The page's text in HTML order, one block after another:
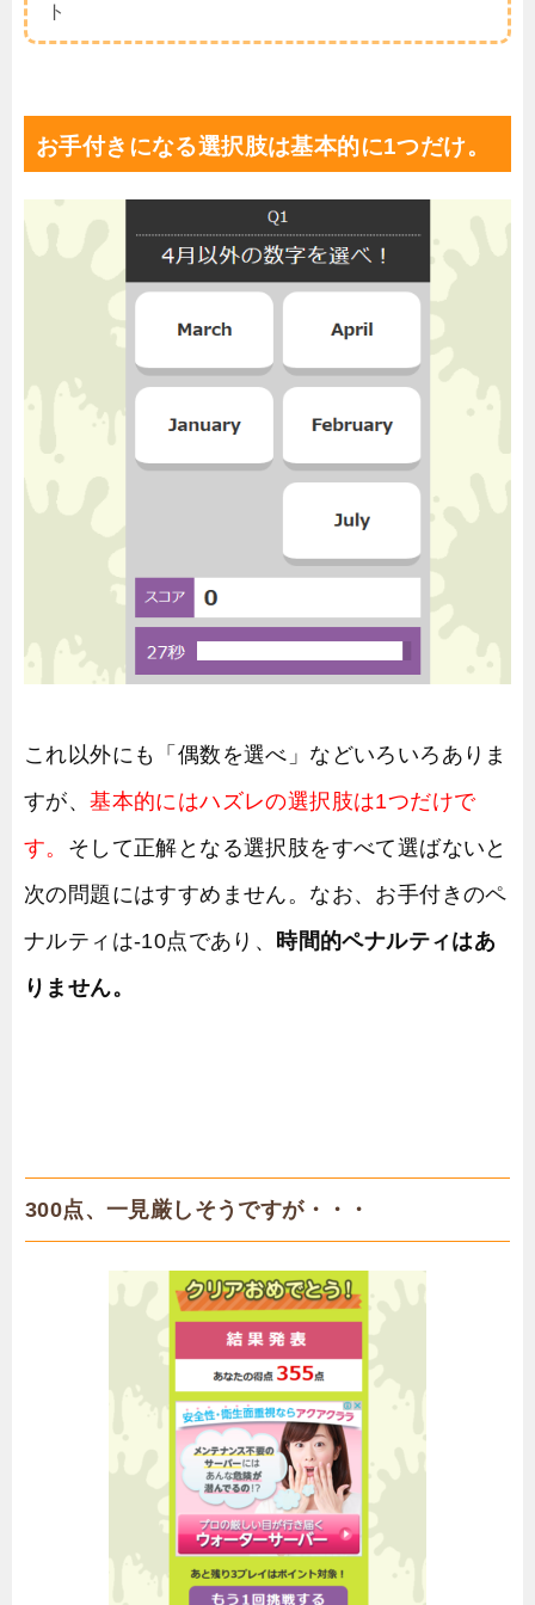
ト
お手付きになる選択肢は基本的に1つだけ。
これ以外にも「偶数を選べ」などいろいろありま
すが、基本的にはハズレの選択肢は1つだけで
す。 そして正解となる選択肢をすべて選ばないと
次の問題にはすすめません。なお、お手付きのペ
ナルティは-10点であり、
時間的ペナルティはあ
りません。
300点、一見厳しそうですが・・・